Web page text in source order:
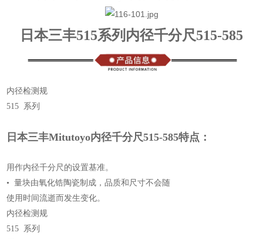
日本三丰515系列内径千分尺515-585
内径检测规
515 系列
日本三丰Mitutoyo内径千分尺515-585特点：
用作内径千分尺的设置基准。
• 量块由氧化锆陶瓷制成，品质和尺寸不会随
使用时间流逝而发生变化。
内径检测规
515 系列